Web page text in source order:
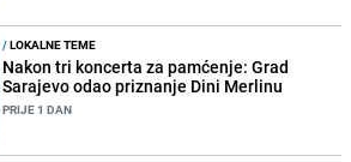
/LOKALNE TEME
Nakon tri koncerta za pamćenje: Grad
Sarajevo odao priznanje Dini Merlinu
PRIJE 1 DAN